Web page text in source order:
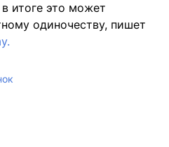
итоге это может
одиночеству, пишет